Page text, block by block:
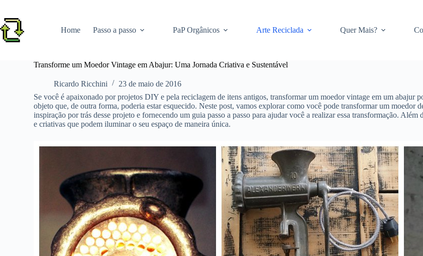
conteúdo
Home Passo a passo PaP Orgânicos Arte Reciclada Quer Mais?
Transforme um Moedor Vintage em Abajur: Uma Jornada Criativa e Sustentável
Ricardo Ricchini
23 de maio de 2016
Se você é apaixonado por projetos DIY e pela reciclagem de itens antigos, transformar um moedor vintage em um abajur
objeto que, de outra forma, poderia estar esquecido. Neste post, vamos explorar como você pode transformar um moedor
inspiração por trás desse projeto e fornecendo um guia passo a passo para ajudar você a realizar essa transformação.
e criativas que podem iluminar o seu espaço de maneira única.